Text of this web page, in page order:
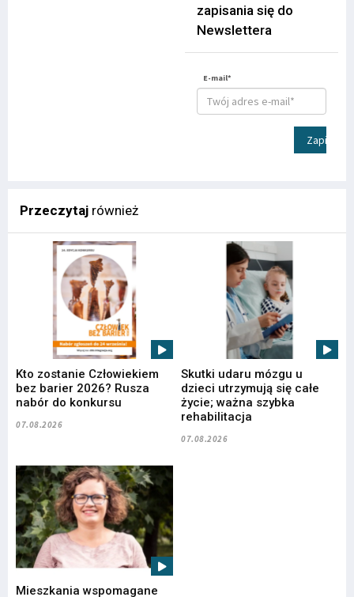
zapisania się do
Newslettera
E-mail*
Zapisz
Przeczytaj również
Kto zostanie Człowiekiem
bez barier 2026? Rusza
nabór do konkursu
07.08.2026
Skutki udaru mózgu u
dzieci utrzymują się całe
życie; ważna szybka
rehabilitacja
07.08.2026
Mieszkania wspomagane